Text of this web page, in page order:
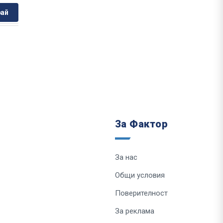
За Фактор
За нас
Общи условия
Поверителност
За реклама